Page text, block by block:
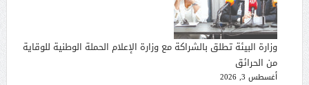
وزارة البيئة تطلق بالشراكة مع وزارة الإعلام الحملة الوطنية للوقاية
من الحرائق
أغسطس 3, 2026